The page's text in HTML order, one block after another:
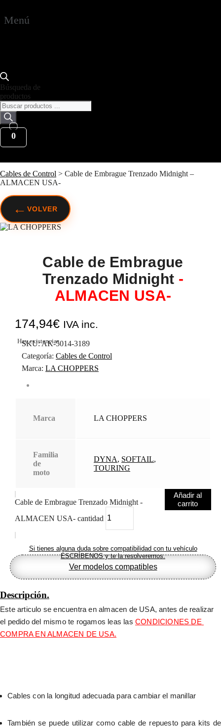
Cables de Control > Cable de Embrague Trenzado Midnight –
ALMACEN USA-
Menú
Búsqueda de
productos
0
← VOLVER
Cable de Embrague
Trenzado Midnight -
ALMACEN USA-
174,94€ IVA inc.
Hay existencias
SKU:AK-5014-3189
Categoría: Cables de Control
Marca: LA CHOPPERS
Marca LA CHOPPERS
Familia
de
moto
DYNA, SOFTAIL,
TOURING
Cable de Embrague Trenzado Midnight -
ALMACEN USA- cantidad
Añadir al
carrito
Si tienes alguna duda sobre compatibilidad con tu vehículo
ESCRÍBENOS y te la resolveremos.
Ver modelos compatibles
Descripción.
Este articulo se encuentra en almacen de USA, antes de realizar
el pedido del mismo te rogamos leas las CONDICIONES DE
COMPRA EN ALMACEN DE USA.
Cables con la longitud adecuada para cambiar el manillar
También se puede utilizar como cable de repuesto para kits de